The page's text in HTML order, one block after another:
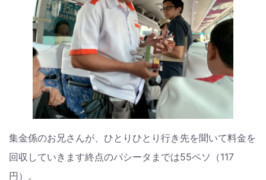
集金係のお兄さんが、ひとりひとり行き先を聞いて料金を
回収していきます終点のパシータまでは55ペソ（117
円）。